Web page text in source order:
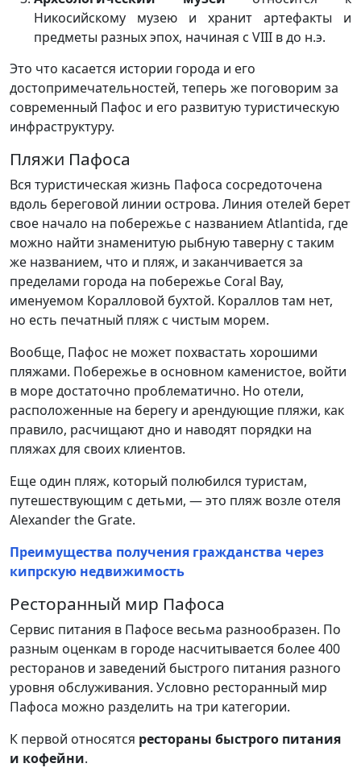
Никосийскому музею и хранит артефакты и
предметы разных эпох, начиная с VIII в до н.э.
Это что касается истории города и его
достопримечательностей, теперь же поговорим за
современный Пафос и его развитую туристическую
инфраструктуру.
Пляжи Пафоса
Вся туристическая жизнь Пафоса сосредоточена
вдоль береговой линии острова. Линия отелей берет
свое начало на побережье с названием Atlantida, где
можно найти знаменитую рыбную таверну с таким
же названием, что и пляж, и заканчивается за
пределами города на побережье Coral Bay,
именуемом Коралловой бухтой. Кораллов там нет,
но есть печатный пляж с чистым морем.
Вообще, Пафос не может похвастать хорошими
пляжами. Побережье в основном каменистое, войти
в море достаточно проблематично. Но отели,
расположенные на берегу и арендующие пляжи, как
правило, расчищают дно и наводят порядки на
пляжах для своих клиентов.
Еще один пляж, который полюбился туристам,
путешествующим с детьми, — это пляж возле отеля
Alexander the Grate.
Преимущества получения гражданства через
кипрскую недвижимость
Ресторанный мир Пафоса
Сервис питания в Пафосе весьма разнообразен. По
разным оценкам в городе насчитывается более 400
ресторанов и заведений быстрого питания разного
уровня обслуживания. Условно ресторанный мир
Пафоса можно разделить на три категории.
К первой относятся рестораны быстрого питания
и кофейни.